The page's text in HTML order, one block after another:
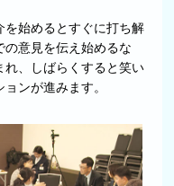
を始めるとすぐに打ち解
の意見を伝え始めるな
れ、しばらくすると笑い
ンが進みます。